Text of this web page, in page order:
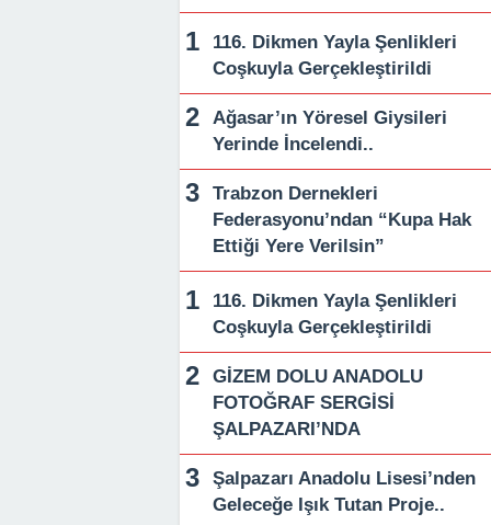
116. Dikmen Yayla Şenlikleri
Coşkuyla Gerçekleştirildi
Ağasar’ın Yöresel Giysileri
Yerinde İncelendi..
Trabzon Dernekleri
Federasyonu’ndan “Kupa Hak
Ettiği Yere Verilsin”
116. Dikmen Yayla Şenlikleri
Coşkuyla Gerçekleştirildi
GİZEM DOLU ANADOLU
FOTOĞRAF SERGİSİ
ŞALPAZARI’NDA
Şalpazarı Anadolu Lisesi’nden
Geleceğe Işık Tutan Proje..